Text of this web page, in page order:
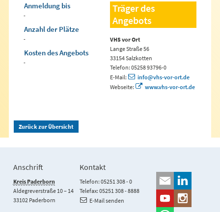
Anmeldung bis
-
Anzahl der Plätze
-
Kosten des Angebots
-
Träger des
Angebots
VHS vor Ort
Lange Straße 56
33154 Salzkotten
Telefon: 05258 93796-0
E-Mail:
info@vhs-vor-ort.de
Webseite:
www.vhs-vor-ort.de
Zurück zur Übersicht
Anschrift
Kreis Paderborn
Aldegreverstraße 10 – 14
33102 Paderborn
Kontakt
Telefon: 05251 308 - 0
Telefax: 05251 308 - 8888
E-Mail senden